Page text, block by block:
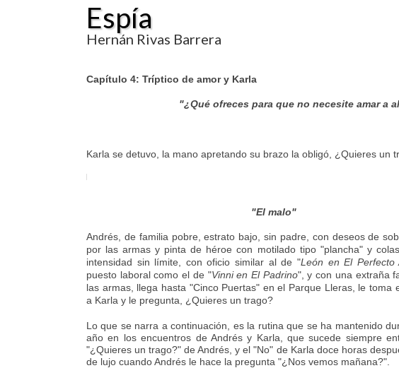
Espía
Hernán Rivas Barrera
Capítulo 4: Tríptico de amor y Karla
"¿Qué ofreces para que no necesite amar a
Karla se detuvo, la mano apretando su brazo la obligó, ¿Quieres un
"El malo"
Andrés, de familia pobre, estrato bajo, sin padre, con deseos de
por las armas y pinta de héroe con motilado tipo "plancha" y
intensidad sin límite, con oficio similar al de "León en El Perfecto
puesto laboral como el de "Vinni en El Padrino", y con una extraña
las armas, llega hasta "Cinco Puertas" en el Parque Lleras, le toma
a Karla y le pregunta, ¿Quieres un trago?
Lo que se narra a continuación, es la rutina que se ha mantenido
año en los encuentros de Andrés y Karla, que sucede siempre
"¿Quieres un trago?" de Andrés, y el "No" de Karla doce horas
de lujo cuando Andrés le hace la pregunta "¿Nos vemos mañana?".